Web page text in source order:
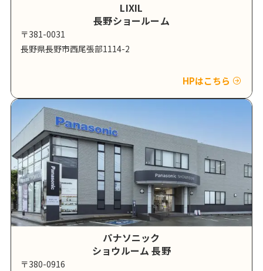
LIXIL
長野ショールーム
〒381-0031
長野県長野市西尾張部1114-2
HPはこちら
パナソニック
ショウルーム 長野
〒380-0916